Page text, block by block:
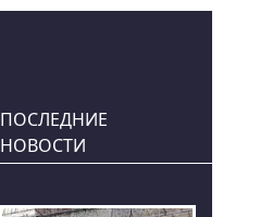
ПОСЛЕДНИЕ
НОВОСТИ